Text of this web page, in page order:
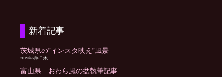
新着記事
茨城県の”インスタ映え”風景
2019年6月6日(木)
富山県 おわら風の盆執筆記事